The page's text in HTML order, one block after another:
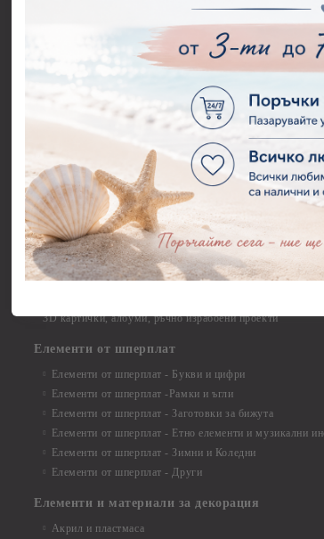
Елементи от бирен картон
Елементи от бирен картон - Декоративни рамки
Елементи от бирен картон - Надписи на български
Елементи от бирен картон - Ъгли и орнаменти
Елементи от бирен картон - Сватба
Елементи от бирен картон - Училище, Дипломиране и
Елементи от бирен картон - Бебшки и Детски елементи
Елементи от бирен картон - Цветя и Животни
Елементи от бирен картон - Стиймпънк и Мъжки
Елементи от бирен картон - Пътешестия - море,
Елементи от бирен картон - Други
Елементи от бирен картон - За миниатюри, дълбоки
съкровища и екслоадиращи кутии
Елементи от бирен картон - Коледа и Зима
Елементи от бирен картон - Тематични комплекти
3D картички, албуми, ръчно израбоени проекти
Елементи от шперплат
Елементи от шперплат - Букви и цифри
Елементи от шперплат -Рамки и ъгли
Елементи от шперплат - Заготовки за бижута
Елементи от шперплат - Етно елементи и музикални
Елементи от шперплат - Зимни и Коледни
Елементи от шперплат - Други
Елементи и материали за декорация
Акрил и пластмаса